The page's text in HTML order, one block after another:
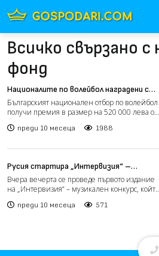
Всичко свързано с
фонд
Националите по волейбол наградени с
премия от 520 000 лв. за среброто във
Филипините
Българският национален отбор по волейбол
получи премия в размер на 520 000 лева от
преди 10 месеца 1988
Русия стартира „Интервизия“ –
алтернативата на „Евровизия“, със
скандал за наети масовки
Вчера вечерта се проведе първото издание
на „Интервизия“ – музикален конкурс, който
преди 10 месеца 571